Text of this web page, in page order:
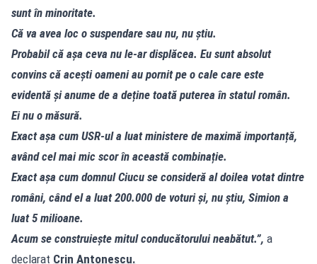
sunt în minoritate.
Că va avea loc o suspendare sau nu, nu știu.
Probabil că așa ceva nu le-ar displăcea. Eu sunt absolut
convins că acești oameni au pornit pe o cale care este
evidentă și anume de a deține toată puterea în statul român.
Ei nu o măsură.
Exact așa cum USR-ul a luat ministere de maximă importanță,
având cel mai mic scor în această combinație.
Exact așa cum domnul Ciucu se consideră al doilea votat dintre
români, când el a luat 200.000 de voturi și, nu știu, Simion a
luat 5 milioane.
Acum se construiește mitul conducătorului neabătut.”, a
declarat Crin Antonescu.